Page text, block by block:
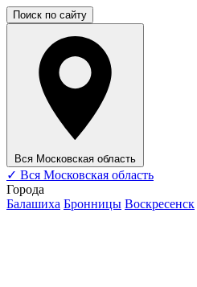
Поиск по сайту
Вся Московская область
✓ Вся Московская область
Города
Балашиха Бронницы Воскресенск